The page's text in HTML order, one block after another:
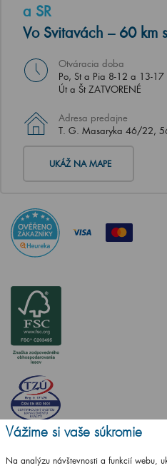
a SR
Vo Svitavách – 60 km
Otváracia doba
Po, St a Pia 8-12 a 13-17
Út a Št ZATVORENÉ
Adresa predajne
T. G. Masaryka 46/22,
UKÁŽ NA MAPE
Vážime si vaše súkromie
Na analýzu návštevnosti a funkcií webu,